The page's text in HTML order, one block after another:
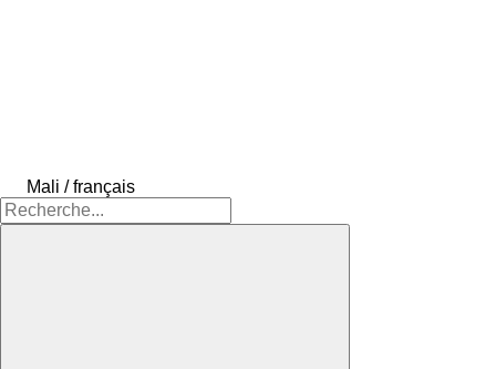
Mali / français